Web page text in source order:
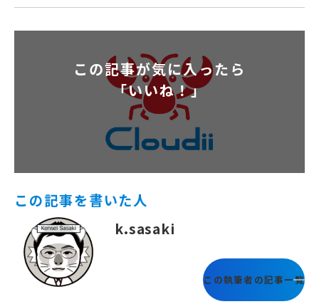
この記事が気に入ったら
「いいね！」
この記事を書いた人
k.sasaki
この執筆者の記事一覧